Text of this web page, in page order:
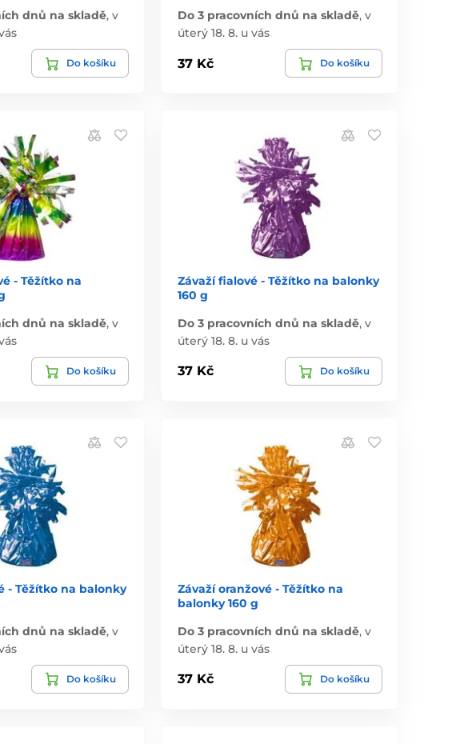
dnů na skladě, v
Do košíku
Do 3 pracovních dnů na skladě,v
úterý 18. 8. u vás
37 Kč Do košíku
- Těžítko na
dnů na skladě, v
Do košíku
Závaží fialové - Těžítko na balonky
160 g
Do 3 pracovních dnů na skladě,v
úterý 18. 8. u vás
37 Kč Do košíku
- Těžítko na balonky
dnů na skladě, v
Do košíku
Závaží oranžové - Těžítko na
balonky 160 g
Do 3 pracovních dnů na skladě,v
úterý 18. 8. u vás
37 Kč Do košíku